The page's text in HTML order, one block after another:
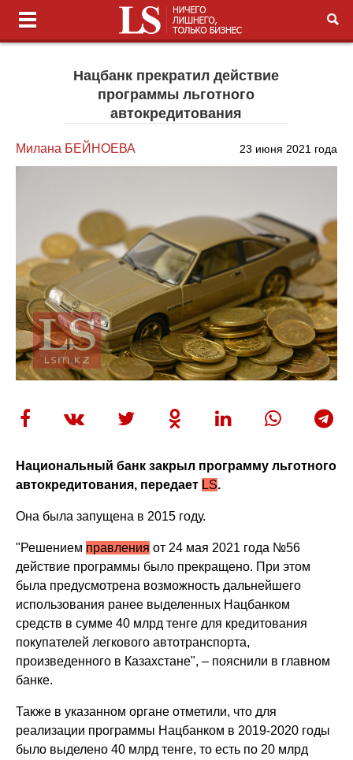
Нацбанк прекратил действие
программы льготного
автокредитования
Милана БЕЙНОЕВА 23 июня 2021 года
Национальный банк закрыл программу льготного
автокредитования, передает LS.
Она была запущена в 2015 году.
"Решением правления от 24 мая 2021 года №56
действие программы было прекращено. При этом
была предусмотрена возможность дальнейшего
использования ранее выделенных Нацбанком
средств в сумме 40 млрд тенге для кредитования
покупателей легкового автотранспорта,
произведенного в Казахстане", – пояснили в главном
банке.
Также в указанном органе отметили, что для
реализации программы Нацбанком в 2019-2020 годы
было выделено 40 млрд тенге, то есть по 20 млрд